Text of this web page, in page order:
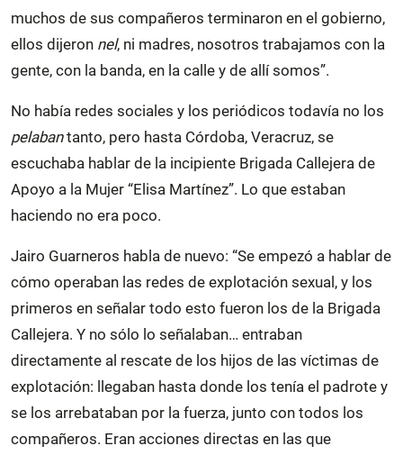
muchos de sus compañeros terminaron en el gobierno,
ellos dijeron nel, ni madres, nosotros trabajamos con la
gente, con la banda, en la calle y de allí somos”.
No había redes sociales y los periódicos todavía no los
pelabantanto, pero hasta Córdoba, Veracruz, se
escuchaba hablar de la incipiente Brigada Callejera de
Apoyo a la Mujer “Elisa Martínez”. Lo que estaban
haciendo no era poco.
Jairo Guarneros habla de nuevo: “Se empezó a hablar de
cómo operaban las redes de explotación sexual, y los
primeros en señalar todo esto fueron los de la Brigada
Callejera. Y no sólo lo señalaban… entraban
directamente al rescate de los hijos de las víctimas de
explotación: llegaban hasta donde los tenía el padrote y
se los arrebataban por la fuerza, junto con todos los
compañeros. Eran acciones directas en las que